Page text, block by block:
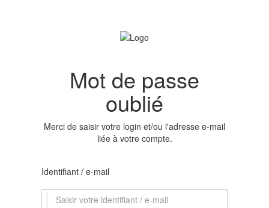
Mot de passe
oublié
Merci de saisir votre login et/ou l'adresse e-mail
liée à votre compte.
Identifiant / e-mail